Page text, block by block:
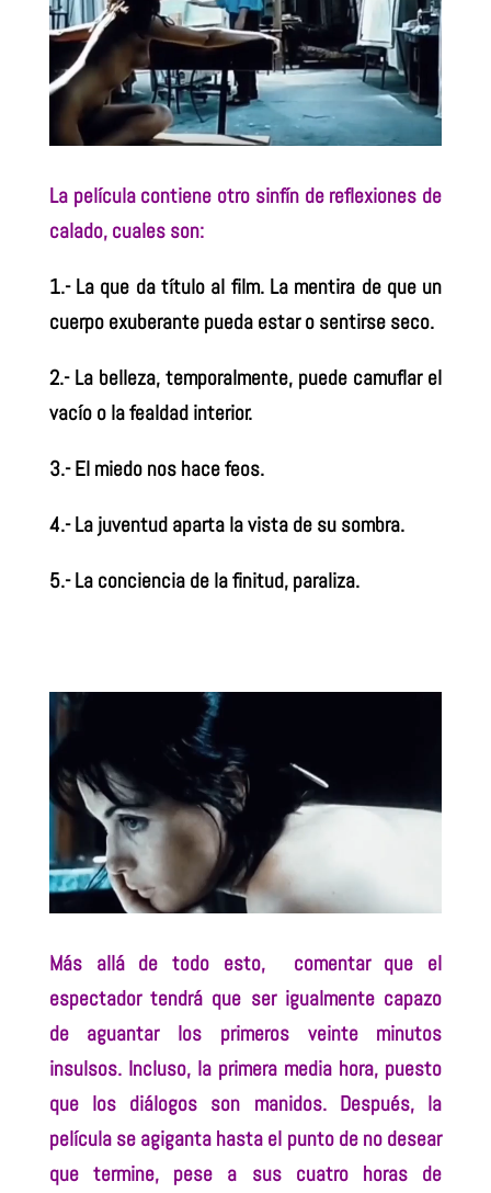
La película contiene otro sinfín de reflexiones de
calado, cuales son:
1.- La que da título al film. La mentira de que un
cuerpo exuberante pueda estar o sentirse seco.
2.- La belleza, temporalmente, puede camuflar el
vacío o la fealdad interior.
3.- El miedo nos hace feos.
4.- La juventud aparta la vista de su sombra.
5.- La conciencia de la finitud, paraliza.
Más allá de todo esto, comentar que el
espectador tendrá que ser igualmente capazo
de aguantar los primeros veinte minutos
insulsos. Incluso, la primera media hora, puesto
que los diálogos son manidos. Después, la
película se agiganta hasta el punto de no desear
que termine, pese a sus cuatro horas de